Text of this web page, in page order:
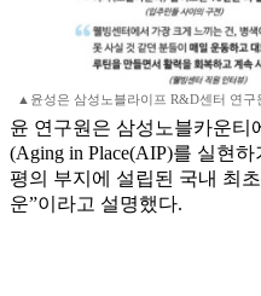
▲윤성은 삼성노블라이프 R&D센터 연구
윤 연구원은 삼성노블카운티
(Aging in Place(AIP)를 실현
평의 부지에 설립된 국내 최
운”이라고 설명했다.